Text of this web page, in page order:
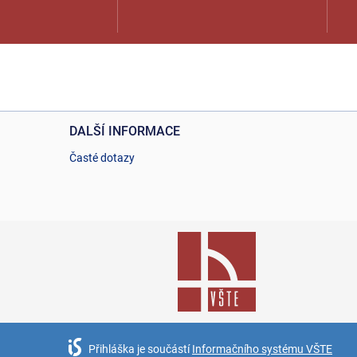
DALŠÍ INFORMACE
Časté dotazy
Přihláška je součástíInformačního systému VŠTE